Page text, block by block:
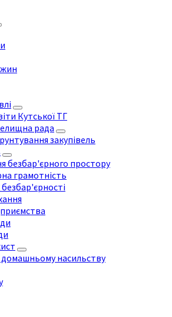
Кутської ТГ
рада
закупівель
безбар'єрного простору
грамотність
домашньому насильству